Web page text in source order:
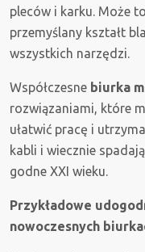
pleców i karku. Może
przemyślany kształt
wszystkich narzędzi.
Współczesne biurka
rozwiązaniami, które
ułatwić pracę i
kabli i wiecznie
godne XXI wieku.
Przykładowe
nowoczesnych